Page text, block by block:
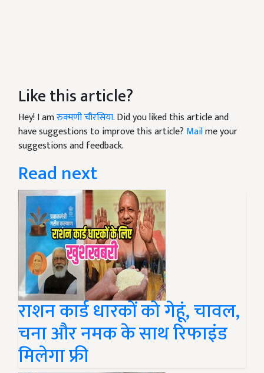
Like this article?
Hey! I amरुक्मणी चौरसिया. Did you liked this article and
have suggestions to improve this article? Mailme your
suggestions and feedback.
Read next
राशन कार्ड धारकों को गेहूं, चावल,
चना और नमक के साथ रिफाइंड
मिलेगा फ्री